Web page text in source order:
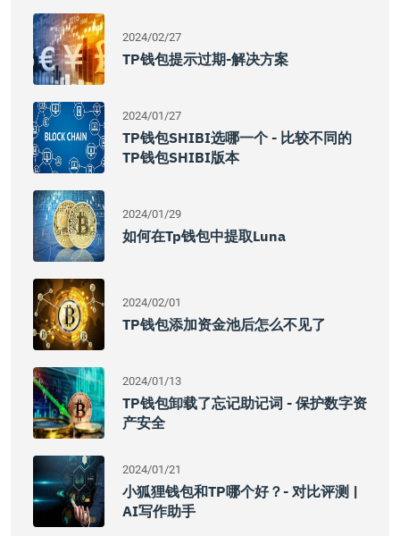
2024/02/27
TP钱包提示过期-解决方案
2024/01/27
TP钱包SHIBI选哪一个 - 比较不同的
TP钱包SHIBI版本
2024/01/29
如何在Tp钱包中提取luna
2024/02/01
TP钱包添加资金池后怎么不见了
2024/01/13
TP钱包卸载了忘记助记词 - 保护数字资
产安全
2024/01/21
小狐狸钱包和TP哪个好？- 对比评测 |
AI写作助手